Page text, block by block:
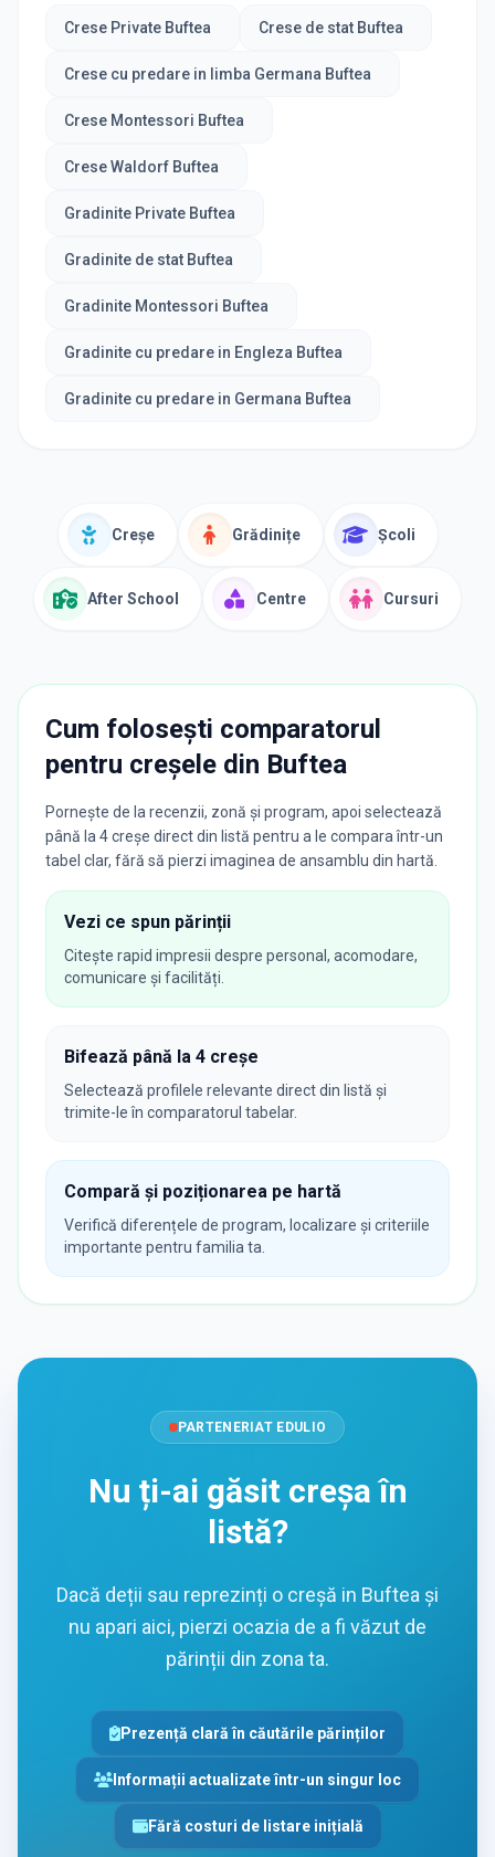
Crese Private Buftea Crese de stat Buftea
Crese cu predare in limba Germana Buftea
Crese Montessori Buftea
Crese Waldorf Buftea
Gradinite Private Buftea
Gradinite de stat Buftea
Gradinite Montessori Buftea
Gradinite cu predare in Engleza Buftea
Gradinite cu predare in Germana Buftea
Creșe Grădinițe Școli
After School Centre Cursuri
Cum folosești comparatorul
pentru creșele din Buftea
Pornește de la recenzii, zonă și program, apoi selectează
până la 4 creșe direct din listă pentru a le compara într-un
tabel clar, fără să pierzi imaginea de ansamblu din hartă.
Vezi ce spun părinții
Citește rapid impresii despre personal, acomodare,
comunicare și facilități.
Bifează până la 4 creșe
Selectează profilele relevante direct din listă și
trimite-le în comparatorul tabelar.
Compară și poziționarea pe hartă
Verifică diferențele de program, localizare și criteriile
importante pentru familia ta.
PARTENERIAT EDULIO
Nu ți-ai găsit creșa în
listă?
Dacă deții sau reprezinți o creșă in Buftea și
nu apari aici, pierzi ocazia de a fi văzut de
părinții din zona ta.
Prezență clară în căutările părinților
Informații actualizate într-un singur loc
Fără costuri de listare inițială